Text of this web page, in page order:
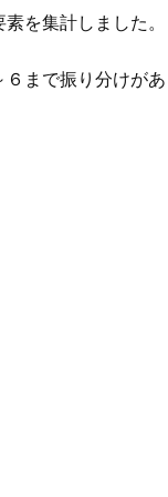
を集計しました。
まで振り分けがあ